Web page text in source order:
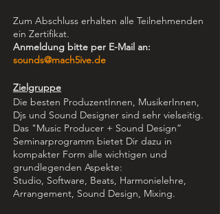
Zum Abschluss erhalten alle Teilnehmenden
ein Zertifikat.
Anmeldung bitte per E-Mail an:
sounds@mach5ive.de
Zielgruppe
Die besten ProduzentInnen, MusikerInnen,
Djs und Sound Designer sind sehr vielseitig.
Das "Music Producer + Sound Design”
Seminarprogramm bietet Dir dazu in
kompakter Form alle wichtigen und
grundlegenden Aspekte:
Studio, Software, Beats, Harmonielehre,
Arrangement, Sound Design, Mixing.